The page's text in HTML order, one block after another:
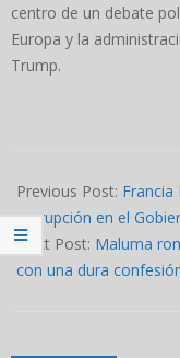
centro de un debate
Europa y la
Trump.
03-
24
Previous Post: Francia
corrupción en el
Next Post: Maluma
con una dura